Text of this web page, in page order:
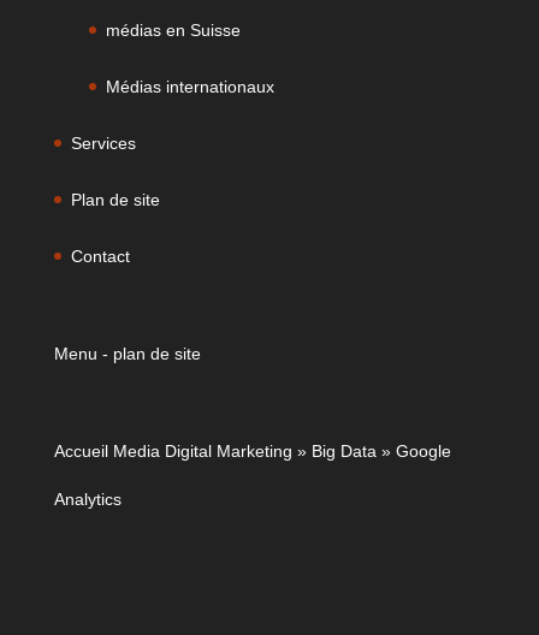
médias en Suisse
Médias internationaux
Services
Plan de site
Contact
Menu - plan de site
Accueil Media Digital Marketing » Big Data» Google
Analytics